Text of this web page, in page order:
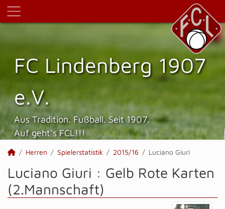
FC Lindenberg 1907
e.V.
Aus Tradition. Fußball. Seit 1907.
Auf geht's FCL!!!
Herren Spielerstatistik 2015/16 Luciano Giuri
Luciano Giuri : Gelb Rote Karten
(2.Mannschaft)